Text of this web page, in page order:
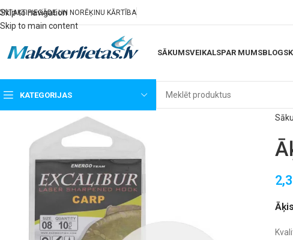
Skip to navigation
Skip to main content
PIEGĀDE UN NORĒĶINU KĀRTĪBA
SĀKUMSVEIKALSPAR MUMSBLOGS
KATEGORIJAS